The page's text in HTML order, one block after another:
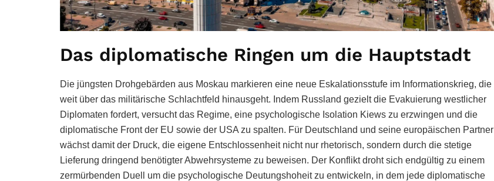
Das diplomatische Ringen um die Hauptstadt
Die jüngsten Drohgebärden aus Moskau markieren eine neue Eskalationsstufe im Informationskrieg, die
weit über das militärische Schlachtfeld hinausgeht. Indem Russland gezielt die Evakuierung westlicher
Diplomaten fordert, versucht das Regime, eine psychologische Isolation Kiews zu erzwingen und die
diplomatische Front der EU sowie der USA zu spalten. Für Deutschland und seine europäischen Partner
wächst damit der Druck, die eigene Entschlossenheit nicht nur rhetorisch, sondern durch die stetige
Lieferung dringend benötigter Abwehrsysteme zu beweisen. Der Konflikt droht sich endgültig zu einem
zermürbenden Duell um die psychologische Deutungshoheit zu entwickeln, in dem jede diplomatische